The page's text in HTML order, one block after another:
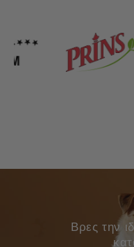
Bρες την